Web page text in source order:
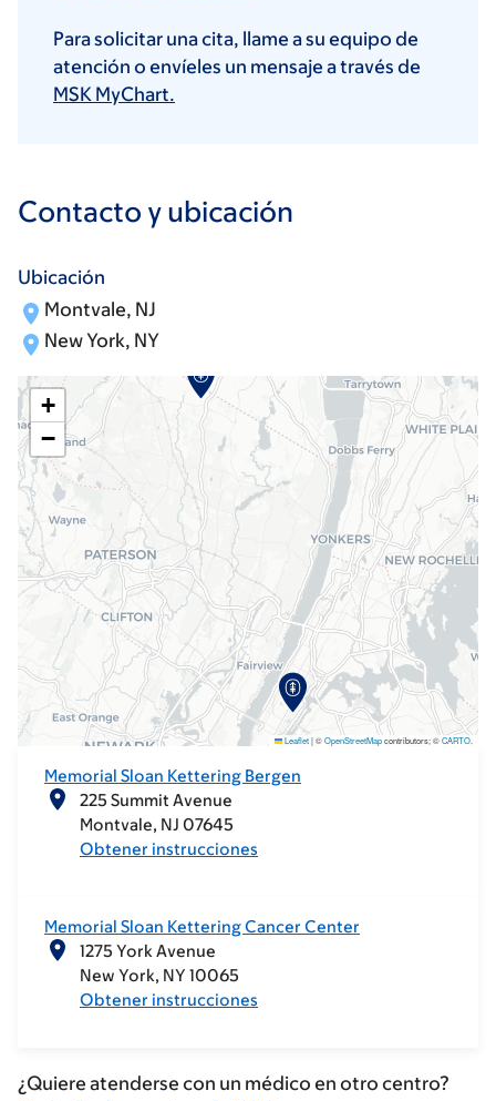
Para solicitar una cita, llame a su equipo de
atención o envíeles un mensaje a través de
MSK MyChart.
Contacto y ubicación
Ubicación
Montvale, NJ
New York, NY
Memorial Sloan Kettering Bergen
225 Summit Avenue
Montvale NJ 07645
Obtener instrucciones
Memorial Sloan Kettering Cancer Center
1275 York Avenue
New York NY 10065
Obtener instrucciones
+
−
Leaflet|©OpenStreetMapcontributors; ©CARTO.
¿Quiere atenderse con un médico en otro centro?